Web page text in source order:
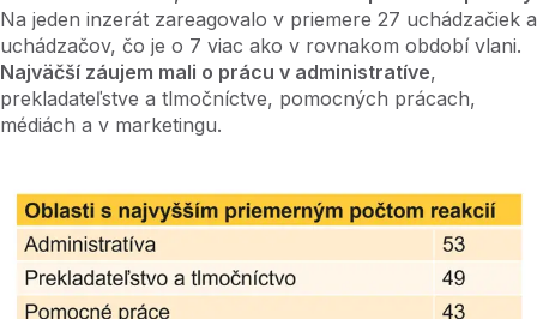
Na jeden inzerát zareagovalo v priemere 27 uchádzačiek a
uchádzačov, čo je o 7 viac ako v rovnakom období vlani.
Najväčší záujem mali o prácu v administratíve,
prekladateľstve a tlmočníctve, pomocných prácach,
médiách a v marketingu.